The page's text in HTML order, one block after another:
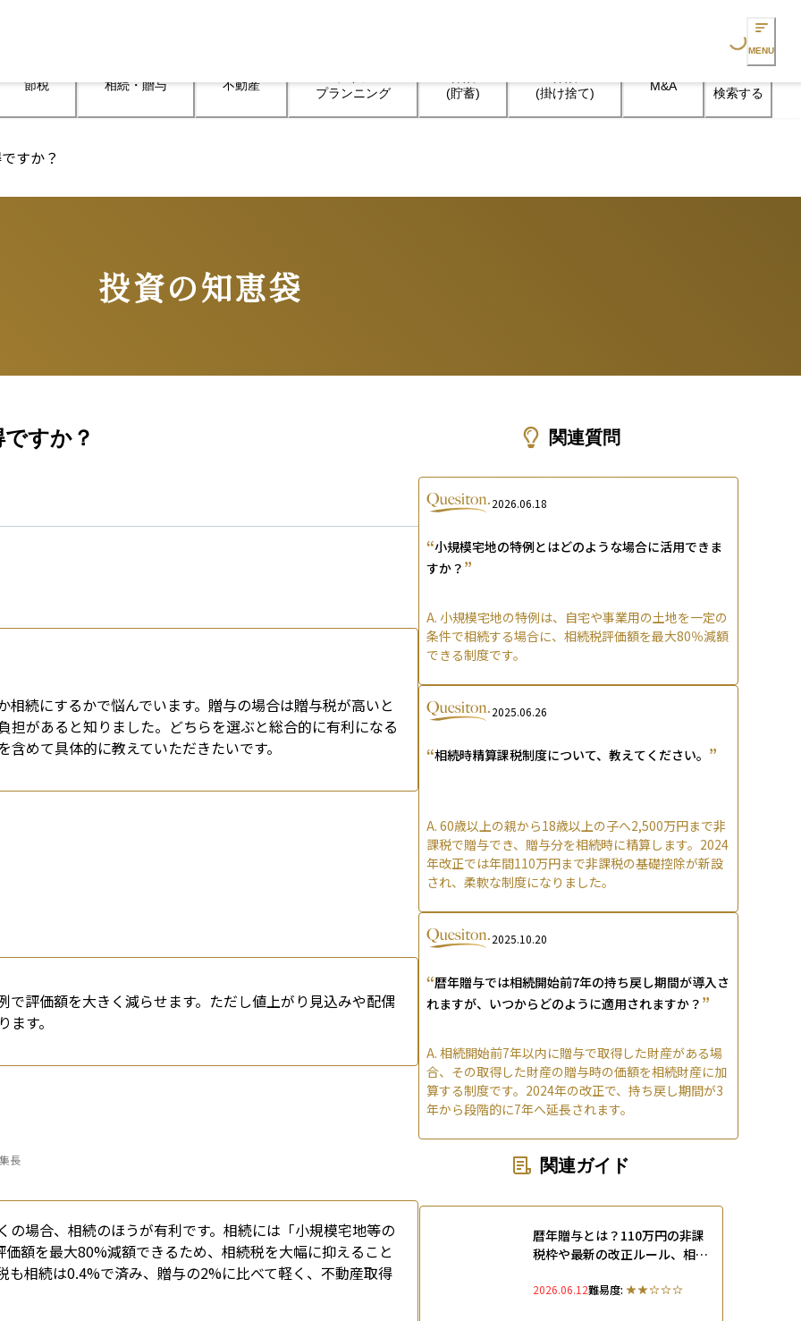
Loading...
MENU
節税 相続・贈与 不動産
プランニング
(貯蓄)
(掛け捨て)
M&A 検索する
すか？
投資の知恵袋
すか？
続にするかで悩んでいます。贈与の場合は贈与税が高いと
があると知りました。どちらを選ぶと総合的に有利になる
めて具体的に教えていただきたいです。
評価額を大きく減らせます。ただし値上がり見込みや配偶
す。
長
場合、相続のほうが有利です。相続には「小規模宅地等の
額を最大80%減額できるため、相続税を大幅に抑えること
相続は0.4%で済み、贈与の2%に比べて軽く、不動産取得
関連質問
2026.06.18
“小規模宅地の特例とはどのような場合に活用できま
すか？ ”
A. 小規模宅地の特例は、自宅や事業用の土地を一定の
条件で相続する場合に、相続税評価額を最大80％減額
できる制度です。
2025.06.26
“相続時精算課税制度について、教えてください。 ”
A. 60歳以上の親から18歳以上の子へ2,500万円まで非
課税で贈与でき、贈与分を相続時に精算します。2024
年改正では年間110万円まで非課税の基礎控除が新設
され、柔軟な制度になりました。
2025.10.20
“暦年贈与では相続開始前7年の持ち戻し期間が導入さ
れますが、いつからどのように適用されますか？ ”
A. 相続開始前7年以内に贈与で取得した財産がある場
合、その取得した財産の贈与時の価額を相続財産に加
算する制度です。2024年の改正で、持ち戻し期間が3
年から段階的に7年へ延長されます。
関連ガイド
暦年贈与とは？110万円の非課
税枠や最新の改正ルール、相続
解説
2026.06.12難易度: